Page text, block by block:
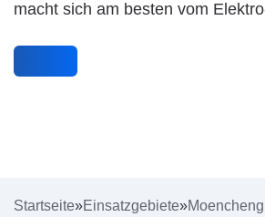
macht sich am besten vom
Startseite»Einsatzgebiete»